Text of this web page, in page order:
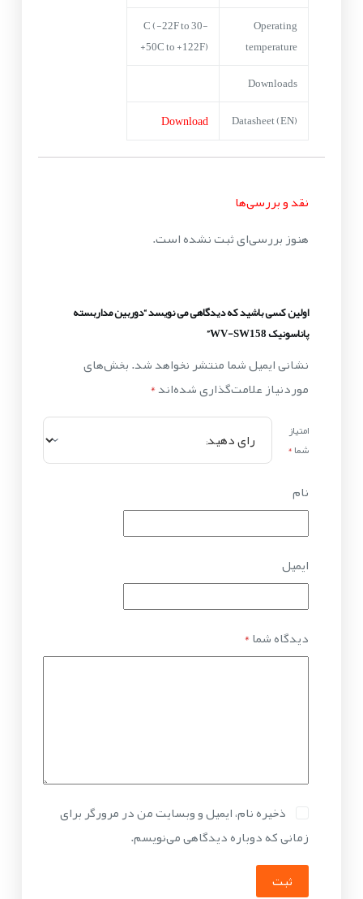
Operating
temperature
-30 C (-22F to
+50C to +122F)
Downloads
Datasheet (EN)
Download
نقد و بررسی‌ها
هنوز بررسی‌ای ثبت نشده است.
اولین کسی باشید که دیدگاهی می نویسد “دوربین مداربسته
پاناسونیک WV-SW158”
نشانی ایمیل شما منتشر نخواهد شد.بخش‌های
موردنیاز علامت‌گذاری شده‌اند*
امتیاز
شما*
نام
ایمیل
دیدگاه شما*
ذخیره نام، ایمیل و وبسایت من در مرورگر برای
زمانی که دوباره دیدگاهی می‌نویسم.
ثبت